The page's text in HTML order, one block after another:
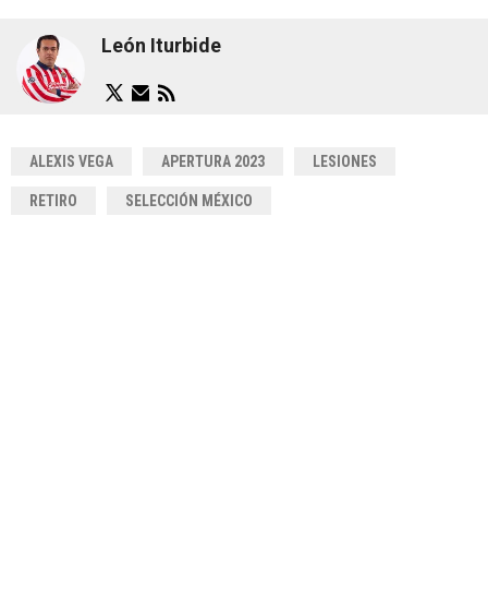
León Iturbide
ALEXIS VEGA APERTURA 2023 LESIONES
RETIRO SELECCIÓN MÉXICO